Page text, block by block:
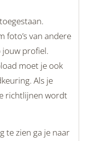
foto’s van andere
profiel.
moet je ook
Als je
richtlijnen wordt
te zien ga je naar